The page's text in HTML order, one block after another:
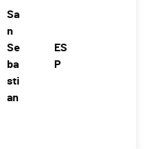
Sa
n
Se
ba
sti
an
ES
P